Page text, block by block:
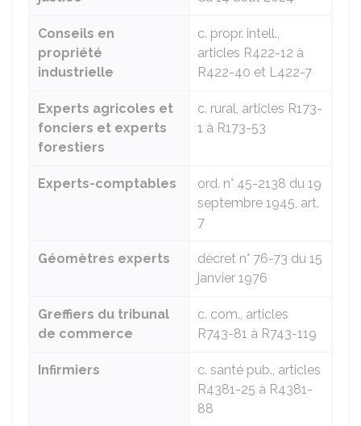
Conseils en
propriété
industrielle
c. propr. intell.,
articles R422-12 à
R422-40 et L422-7
Experts agricoles et
fonciers et experts
forestiers
c. rural, articles R173-
1 à R173-53
Experts-comptables
ord. n° 45-2138 du 19
septembre 1945, art.
7
Géomètres experts
décret n° 76-73 du 15
janvier 1976
Greffiers du tribunal
de commerce
c. com., articles
R743-81 à R743-119
Infirmiers
c. santé pub., articles
R4381-25 à R4381-
88